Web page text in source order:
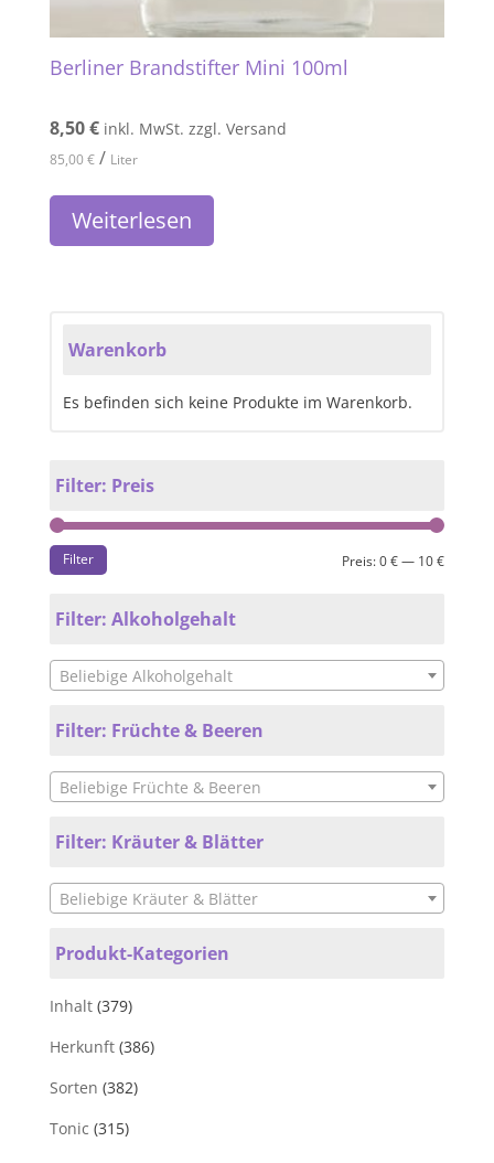
Berliner Brandstifter Mini 100ml
8,50€ inkl. MwSt. zzgl. Versand
85,00€/ Liter
Weiterlesen
Warenkorb
Es befinden sich keine Produkte im Warenkorb.
Filter: Preis
Filter Preis:0 €— 10 €
Filter: Alkoholgehalt
Beliebige Alkoholgehalt
Filter: Früchte & Beeren
Beliebige Früchte & Beeren
Filter: Kräuter & Blätter
Beliebige Kräuter & Blätter
Produkt-Kategorien
Inhalt (379)
Herkunft (386)
Sorten (382)
Tonic (315)